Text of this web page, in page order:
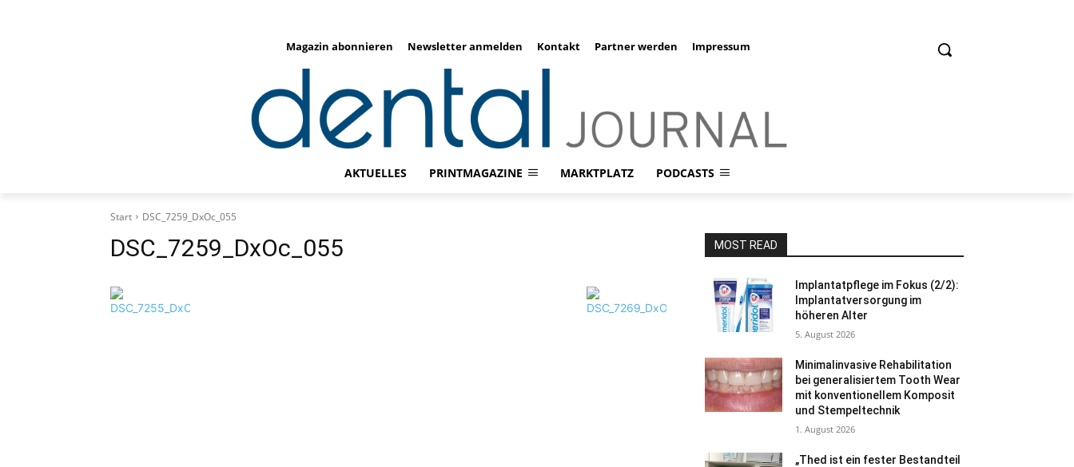
Magazin abonnieren Newsletter anmelden Kontakt Partner werden Impressum
AKTUELLES PRINTMAGAZINE MARKTPLATZ PODCASTS
Start DSC_7259_DxOc_055
DSC_7259_DxOc_055 MOST READ
Implantatpflege im Fokus (2/2):
Implantatversorgung im
höheren Alter
5. August 2026
Minimalinvasive Rehabilitation
bei generalisiertem Tooth Wear
mit konventionellem Komposit
und Stempeltechnik
1. August 2026
„Thed ist ein fester Bestandteil